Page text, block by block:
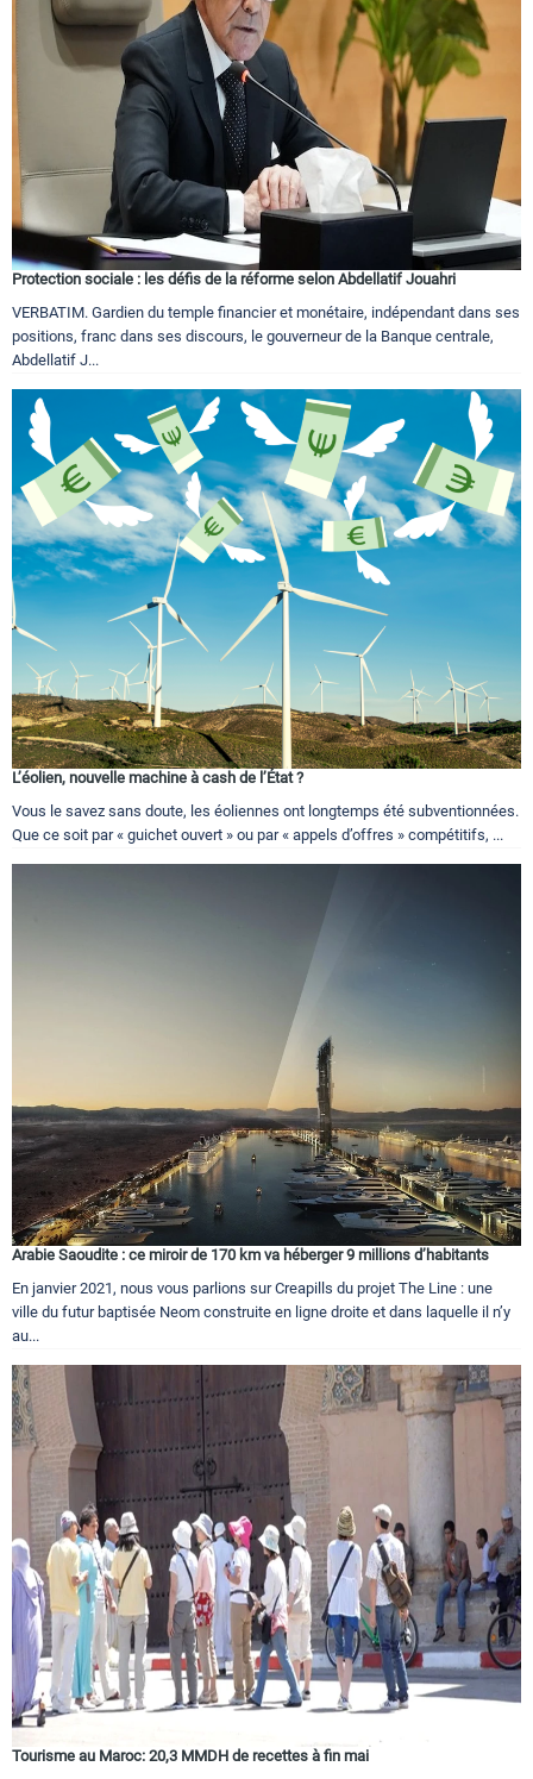
Régions
Hotels
Evenements
Contact
Protection sociale : les défis de la réforme selon Abdellatif Jouahri
VERBATIM. Gardien du temple financier et monétaire, indépendant dans ses
positions, franc dans ses discours, le gouverneur de la Banque centrale,
Abdellatif J...
L’éolien, nouvelle machine à cash de l’État ?
Vous le savez sans doute, les éoliennes ont longtemps été subventionnées.
Que ce soit par « guichet ouvert » ou par « appels d’offres » compétitifs, ...
Arabie Saoudite : ce miroir de 170 km va héberger 9 millions d’habitants
En janvier 2021, nous vous parlions sur Creapills du projet The Line : une
ville du futur baptisée Neom construite en ligne droite et dans laquelle il n’y
au...
Tourisme au Maroc: 20,3 MMDH de recettes à fin mai